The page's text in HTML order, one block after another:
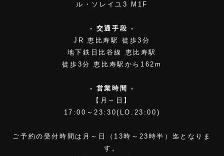
ル・ソレイユ3 M1F
- 交通手段 -
JR 恵比寿駅 徒歩3分
地下鉄日比谷線 恵比寿駅
徒歩3分 恵比寿駅から162m
- 営業時間 -
【月～日】
17:00～23:30(LO.23:00)
ご予約の受付時間は月～日（13時～23時半）迄となりま
す。